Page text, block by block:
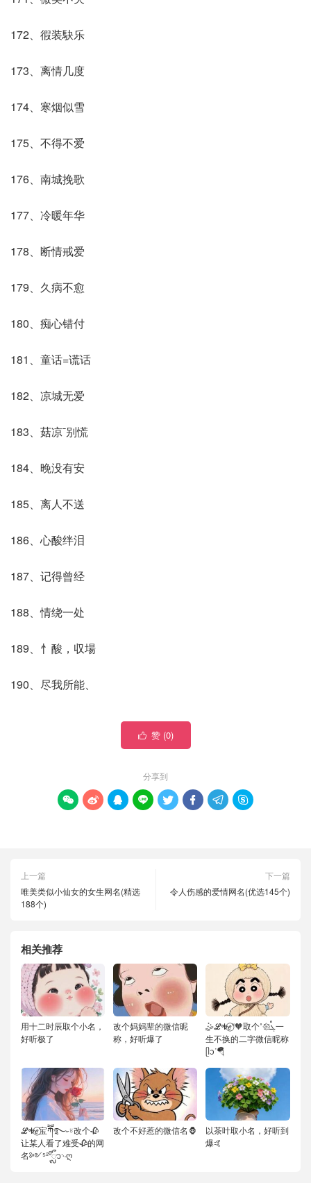
172、徦装駃乐
173、离情几度
174、寒烟似雪
175、不得不爱
176、南城挽歌
177、冷暖年华
178、断情戒爱
179、久病不愈
180、痴心错付
181、童话=谎话
182、凉城无爱
183、菇凉ˉ别慌
184、晚没有安
185、离人不送
186、心酸绊泪
187、记得曾经
188、情绕一处
189、忄酸，収場
190、尽我所能、
 赞 (0)
分享到
       
上一篇
唯美类似小仙女的女生网名(精选
188个)
下一篇
令人伤感的爱情网名(优选145个)
相关推荐
用十二时辰取个小名，
好听极了
改个妈妈辈的微信昵
称，好听爆了
🤹ℒᎭℯ⃝“🧡取个˚𑁍ࠬܓ一
生不换的二字微信昵称
ᥫᦱᐝ🪂
ℒᎭℯ⃝宝ཀོོ࿐˶⍤改个🥀
让某人看了难受🥀的网
名༻⁵²⁰ᬽ࿙ღ
改个不好惹的微信名🦍
以茶叶取小名，好听到
爆🤙